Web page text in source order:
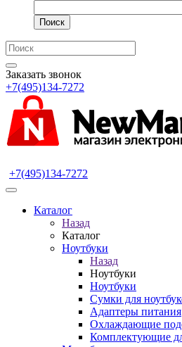
Поиск
Заказать звонок
+7(495)134-7272
+7(495)134-7272
Каталог
Назад
Каталог
Ноутбуки
Назад
Ноутбуки
Ноутбуки
Сумки для
Адаптеры питания
Охлаждающие
Комплектующие